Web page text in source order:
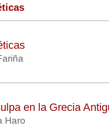
en la Grecia
Haro